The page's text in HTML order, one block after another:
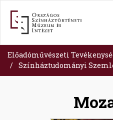
content
Előadóművészeti
Színháztudományi